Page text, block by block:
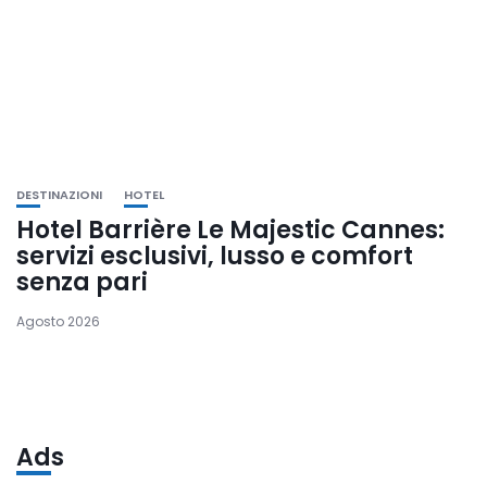
DESTINAZIONI HOTEL
Hotel Barrière Le Majestic Cannes:
servizi esclusivi, lusso e comfort
senza pari
Agosto 2026
Ads